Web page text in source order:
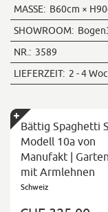
MASSE: B60cm ×
SHOWROOM:
NR.: 3589
LIEFERZEIT: 2 - 4
Bättig Spaghetti
Modell 10a von
Manufakt |
mit Armlehnen
Schweiz